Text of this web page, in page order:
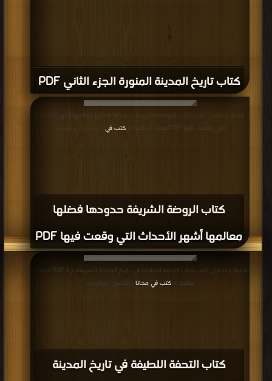
كتاب تاريخ المدينة المنورة الجزء الثاني PDF
كتاب الروضة الشريفة حدودها فضلها
معالمها أشهر الأحداث التي وقعت فيها PDF
قراءة و تحميل كتاب كتاب الروضة الشريفة حدودها فضلها معالمها أشهر الأحداث
التي وقعت فيها PDF مجانا | مكتبة >
كتب في | التحميل : مرة/مرات
كتاب التحفة اللطيفة في تاريخ المدينة
قراءة و تحميل كتاب كتاب التحفة اللطيفة في تاريخ المدينة الشريفة ج2 PDF مجانا |
مكتبة >كتب في مجانا | التحميل : مرة/مرات